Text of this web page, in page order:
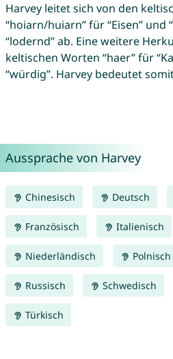
Harvey leitet sich von den
“hoiarn/huiarn” für “Eisen” und
“lodernd” ab. Eine weitere
keltischen Worten “haer” für
“würdig”. Harvey bedeutet
Aussprache von Harvey
Chinesisch Deutsch
Französisch Italienisch
Niederländisch Polnisch
Russisch Schwedisch
Türkisch